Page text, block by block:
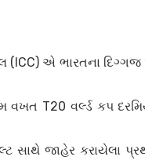
એ ભારતના દિગ્ગજ
T20 વર્લ્ડ કપ
જાહેર કરાયેલા